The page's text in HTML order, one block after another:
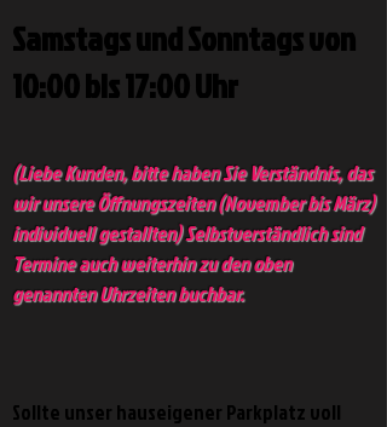
Samstags und Sonntags von
10:00 bis 17:00 Uhr
(Liebe Kunden, bitte haben Sie Verständnis, das
wir unsere Öffnungszeiten (November bis März)
individuell gestallten) Selbstverständlich sind
Termine auch weiterhin zu den oben
genannten Uhrzeiten buchbar.
Sollte unser hauseigener Parkplatz voll